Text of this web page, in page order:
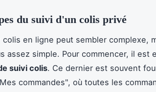
du suivi d'un colis privé
colis en ligne peut sembler complexe,
assez simple. Pour commencer, il est
suivi colis. Ce dernier est souvent
commandes", où toutes les